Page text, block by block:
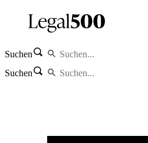
Suchen
Suchen